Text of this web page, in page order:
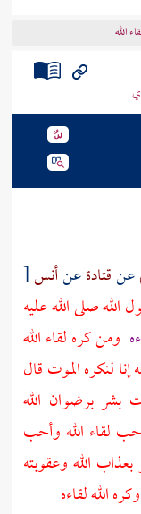
الله
عنقتادةعنأنس[
الله صلى الله عليه
ومن كره لقاء الله
لنكره الموت قال
بشر برضوان الله
لقاء الله وأحب
الله وعقوبته
الله لقاءه